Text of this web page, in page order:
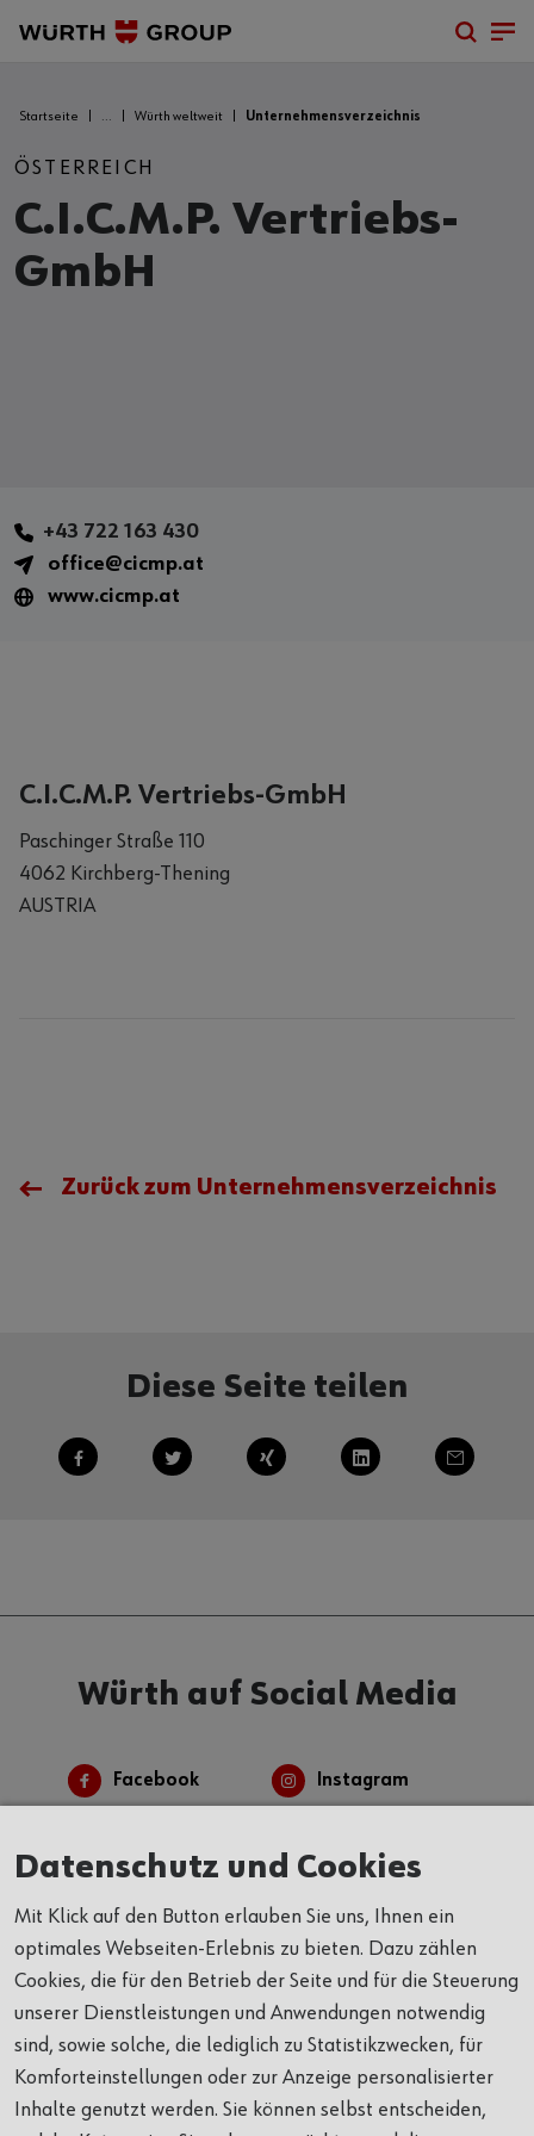
Startseite ... Würth weltweit Unternehmensverzeichnis
ÖSTERREICH
C.I.C.M.P. Vertriebs-
GmbH
+43 722 163 430
office@cicmp.at
www.cicmp.at
C.I.C.M.P. Vertriebs-GmbH
Paschinger Straße 110
4062 Kirchberg-Thening
AUSTRIA
Zurück zum Unternehmensverzeichnis
Diese Seite teilen
Würth auf Social Media
Facebook Instagram
Linkedin Youtube
Alles auf einen Blick
Datenschutz und Cookies
Mit Klick auf den Button erlauben Sie uns, Ihnen ein
optimales Webseiten-Erlebnis zu bieten. Dazu zählen
Cookies, die für den Betrieb der Seite und für die Steuerung
unserer Dienstleistungen und Anwendungen notwendig
sind, sowie solche, die lediglich zu Statistikzwecken, für
Komforteinstellungen oder zur Anzeige personalisierter
Inhalte genutzt werden. Sie können selbst entscheiden,